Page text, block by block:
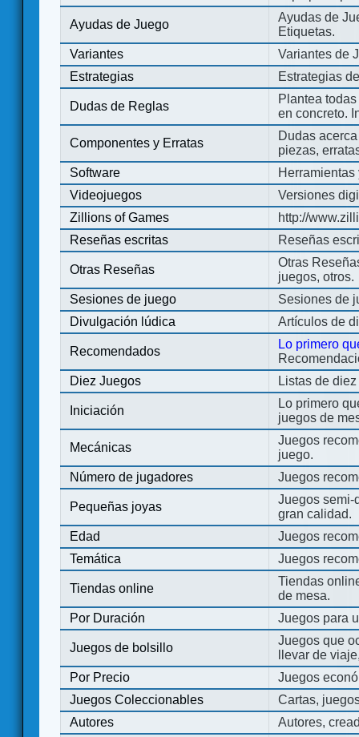
Ayudas de Juego
Ayudas de
Etiquetas.
Variantes
Variantes de
Estrategias
Estrategias
Dudas de Reglas
Plantea
en concreto.
Componentes y Erratas
Dudas
piezas,
Software
Videojuegos
Versiones
Zillions of Games
http://
Reseñas escritas
Reseñas
Otras Reseñas
Otras
juegos, otros.
Sesiones de juego
Sesiones de
Divulgación lúdica
Artículos de
Recomendados
Lo primero
Diez Juegos
Listas de
Iniciación
Lo primero
juegos de
Mecánicas
Juegos
juego.
Número de jugadores
Juegos
Pequeñas joyas
Juegos semi-
gran calidad.
Edad
Juegos
Temática
Juegos
Tiendas online
Tiendas
de mesa.
Por Duración
Juegos para
Juegos de bolsillo
Juegos que
llevar de
Por Precio
Juegos
Juegos Coleccionables
Cartas,
Autores
Autores,